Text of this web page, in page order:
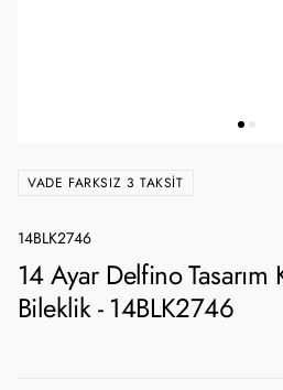
VADE FARKSIZ 3 TAKSIT
14BLK2746
14 Ayar Delfino Tasarım
Bileklik - 14BLK2746